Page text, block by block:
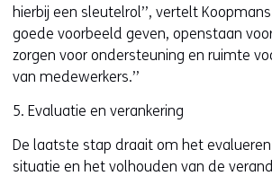
hierbij een sleutelrol’’, vertelt
goede voorbeeld geven, openstaan
zorgen voor ondersteuning en ruimte
van medewerkers.’’
5. Evaluatie en verankering
De laatste stap draait om het
situatie en het volhouden van de